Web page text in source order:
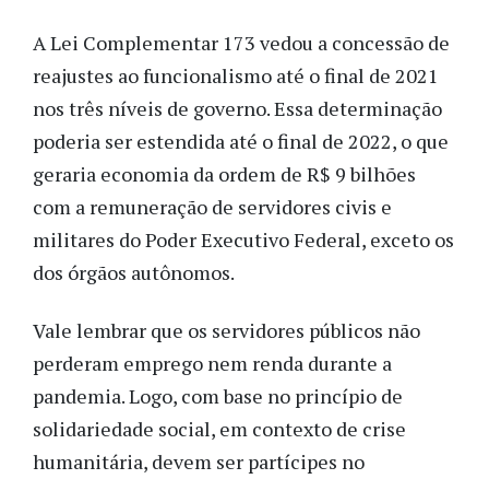
A Lei Complementar 173 vedou a concessão de
reajustes ao funcionalismo até o final de 2021
nos três níveis de governo. Essa determinação
poderia ser estendida até o final de 2022, o que
geraria economia da ordem de R$ 9 bilhões
com a remuneração de servidores civis e
militares do Poder Executivo Federal, exceto os
dos órgãos autônomos.
Vale lembrar que os servidores públicos não
perderam emprego nem renda durante a
pandemia. Logo, com base no princípio de
solidariedade social, em contexto de crise
humanitária, devem ser partícipes no